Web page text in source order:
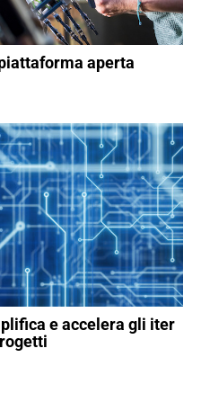
aperta
e accelera gli iter